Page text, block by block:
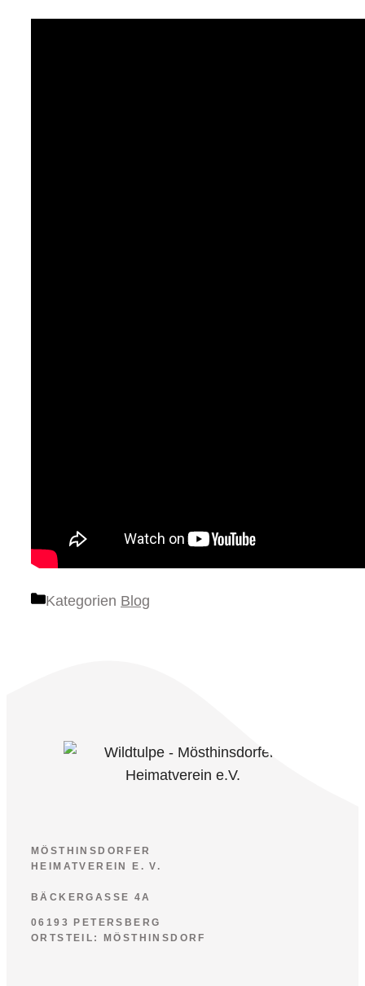
Kategorien Blog
MÖSTHINSDORFER
HEIMATVEREIN E. V.
BÄCKERGASSE 4A
06193 PETERSBERG
ORTSTEIL: MÖSTHINSDORF